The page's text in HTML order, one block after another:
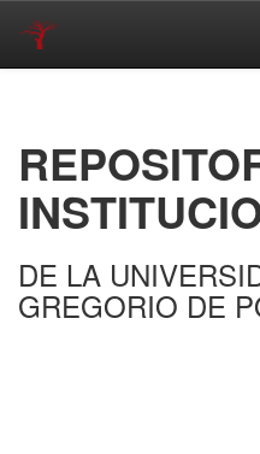
DE LA
GREGORIO DE